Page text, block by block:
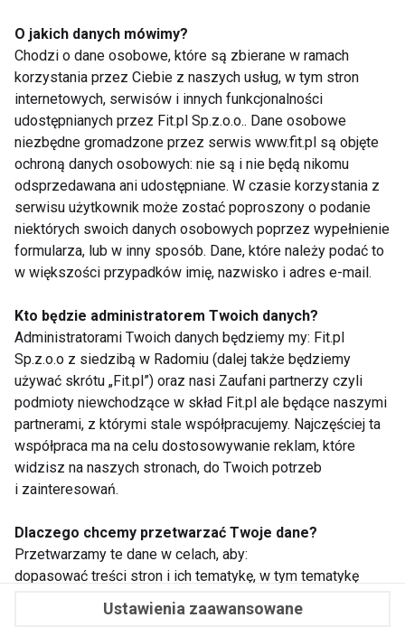
Wyrażam zgodę na otrzymywanie informacji
handlowej drogą elektroniczną na podany adres e-mail
przez FIT.PL. Więcej informacji znajdziesz w Polityce
Prywatności.
ZAPISZ SIĘ
WSPÓŁPRACA
REDAKCJA
PRYWATNOŚĆ
Cookies
Newsletter
Fit.pl © 2026 Wszystkie prawa zastrzeżone.
O jakich danych mówimy?
Chodzi o dane osobowe, które są zbierane w ramach
korzystania przez Ciebie z naszych usług, w tym stron
internetowych, serwisów i innych funkcjonalności
udostępnianych przez Fit.pl Sp.z.o.o.. Dane osobowe
niezbędne gromadzone przez serwis www.fit.pl są objęte
ochroną danych osobowych: nie są i nie będą nikomu
odsprzedawana ani udostępniane. W czasie korzystania z
serwisu użytkownik może zostać poproszony o podanie
niektórych swoich danych osobowych poprzez wypełnienie
formularza, lub w inny sposób. Dane, które należy podać to
w większości przypadków imię, nazwisko i adres e-mail.
Kto będzie administratorem Twoich danych?
Administratorami Twoich danych będziemy my: Fit.pl
Sp.z.o.o z siedzibą w Radomiu (dalej także będziemy
używać skrótu „Fit.pl”) oraz nasi Zaufani partnerzy czyli
podmioty niewchodzące w skład Fit.pl ale będące naszymi
partnerami, z którymi stale współpracujemy. Najczęściej ta
współpraca ma na celu dostosowywanie reklam, które
widzisz na naszych stronach, do Twoich potrzeb
i zainteresowań.
Dlaczego chcemy przetwarzać Twoje dane?
Przetwarzamy te dane w celach, aby:
dopasować treści stron i ich tematykę, w tym tematykę
ukazujących się tam materiałów do Twoich zainteresowań
oraz do przeprowadzania konkursów z nagrodami,
Ustawienia zaawansowane